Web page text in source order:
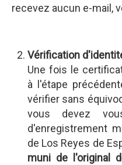
recevez aucun e-mail,
Vérification
Une fois le
à l'étape
vérifier sans
vous devez
d'enregistrement
de Los Reyes de
muni de l'original